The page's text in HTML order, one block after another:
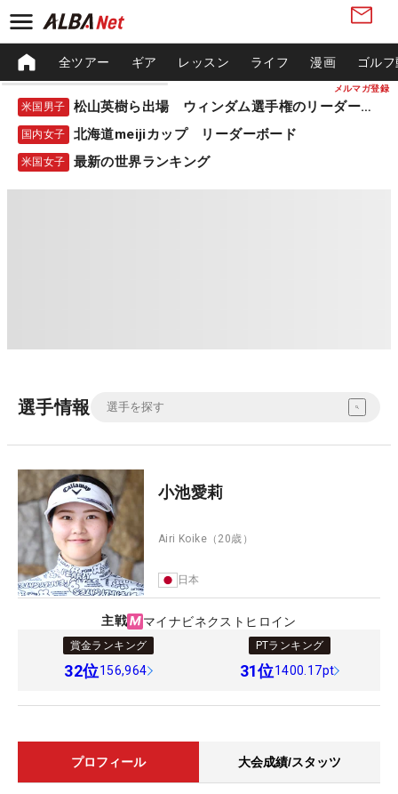
メルマガ登録
全ツアー ギア レッスン ライフ 漫画 ゴル
米国男子 松山英樹ら出場 ウィンダム選手権のリーダーボード
国内女子 北海道meijiカップ リーダーボード
米国女子 最新の世界ランキング
選手情報
小池愛莉
Airi Koike （20歳）
日本
主戦 マイナビネクストヒロイン
賞金ランキング
32位156,964
PTランキング
31位1400.17pt
プロフィール 大会成績/スタッツ